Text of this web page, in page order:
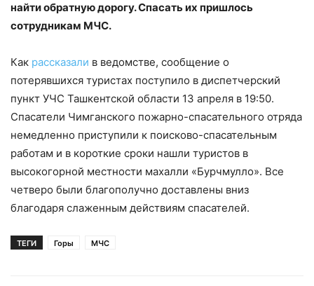
найти обратную дорогу. Спасать их пришлось
сотрудникам МЧС.
Как рассказали в ведомстве, сообщение о
потерявшихся туристах поступило в диспетчерский
пункт УЧС Ташкентской области 13 апреля в 19:50.
Спасатели Чимганского пожарно-спасательного отряда
немедленно приступили к поисково-спасательным
работам и в короткие сроки нашли туристов в
высокогорной местности махалли «Бурчмулло». Все
четверо были благополучно доставлены вниз
благодаря слаженным действиям спасателей.
ТЕГИ Горы МЧС